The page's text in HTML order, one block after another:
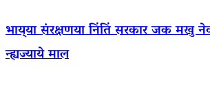
भाय्‌या संरक्षणया निंतिं सरकार जक मखु
न्ह्यज्याये माल